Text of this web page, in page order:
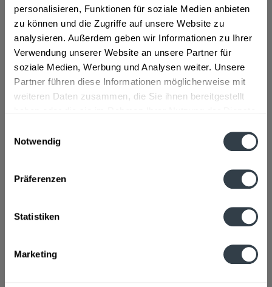
personalisieren, Funktionen für soziale Medien anbieten
zu können und die Zugriffe auf unsere Website zu
analysieren. Außerdem geben wir Informationen zu Ihrer
Verwendung unserer Website an unsere Partner für
soziale Medien, Werbung und Analysen weiter. Unsere
Partner führen diese Informationen möglicherweise mit
weiteren Daten zusammen, die Sie ihnen bereitgestellt
Notwendig
Präferenzen
Statistiken
Marketing
"Lichtenauer Mineralquellen Himbeer-
Brause 12 x 1l"
Geschmacksrichtung:
Himbeere
Flaschengröße:
1 - 1,5 l
Fragen zum Artikel?
Natürliches Mineralwasser, Zucker, Kohlensäure, Schwarzes
Karottensaftkonzentrat, Säuerungsmittel...
Karottensaftkonzentrat, Säuerungsmittel Zitronensäure,
Süßungsmittel(n)